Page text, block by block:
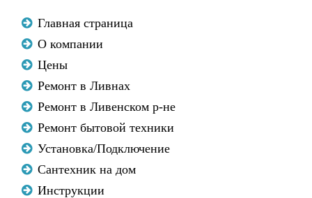
Главная страница
О компании
Цены
Ремонт в Ливнах
Ремонт в Ливенском р-не
Ремонт бытовой техники
Установка/Подключение
Сантехник на дом
Инструкции